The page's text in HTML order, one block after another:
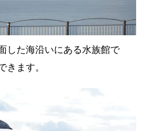
した海沿いにある水族館で
きます。